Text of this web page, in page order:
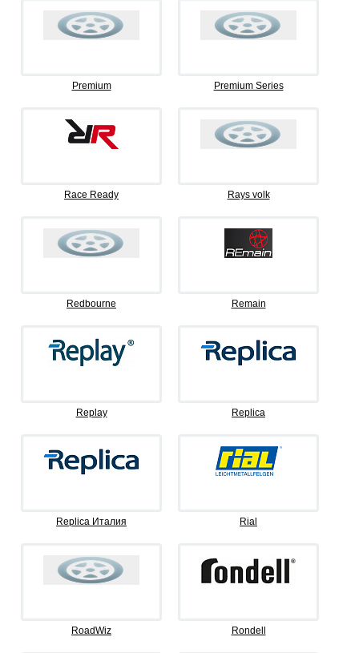
Premium Premium Series
Race Ready Rays volk
Redbourne Remain
Replay Replica
Replica Италия Rial
RoadWiz Rondell